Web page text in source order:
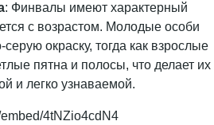
: Финвалы имеют характерный
с возрастом. Молодые особи
окраску, тогда как взрослые
пятна и полосы, что делает их
и легко узнаваемой.
4tNZio4cdN4